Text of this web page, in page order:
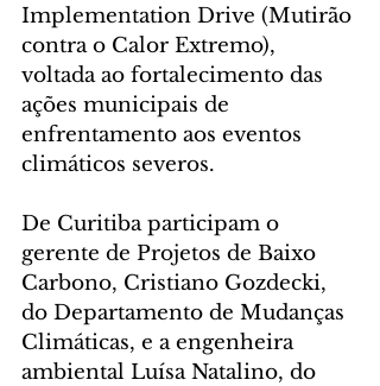
Implementation Drive (Mutirão
contra o Calor Extremo),
voltada ao fortalecimento das
ações municipais de
enfrentamento aos eventos
climáticos severos.
De Curitiba participam o
gerente de Projetos de Baixo
Carbono, Cristiano Gozdecki,
do Departamento de Mudanças
Climáticas, e a engenheira
ambiental Luísa Natalino, do